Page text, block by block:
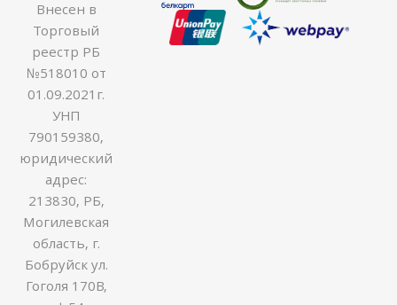
Внесен в
Торговый
реестр РБ
№518010 от
01.09.2021г.
УНП
790159380,
юридический
адрес:
213830, РБ,
Могилевская
область, г.
Бобруйск ул.
Гоголя 170В,